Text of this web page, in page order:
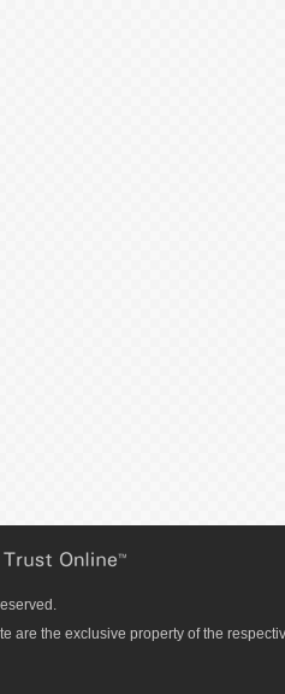
are the exclusive property of the